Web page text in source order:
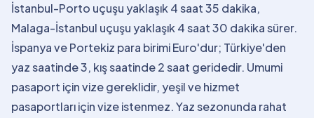
İstanbul-Porto uçuşu yaklaşık 4 saat 35 dakika,
Malaga-İstanbul uçuşu yaklaşık 4 saat 30 dakika sürer.
İspanya ve Portekiz para birimi Euro'dur; Türkiye'den
yaz saatinde 3, kış saatinde 2 saat geridedir. Umumi
pasaport için vize gereklidir, yeşil ve hizmet
pasaportları için vize istenmez. Yaz sezonunda rahat